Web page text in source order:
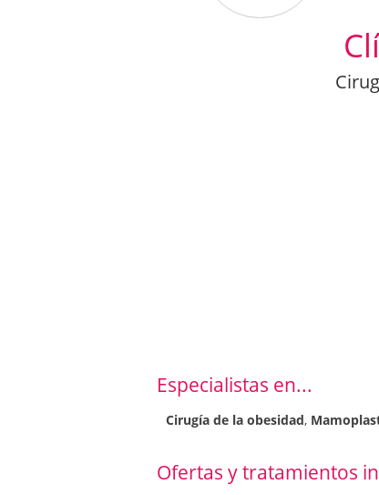
Especialistas en...
Cirugía de la obesidad,
Ofertas y tratamientos